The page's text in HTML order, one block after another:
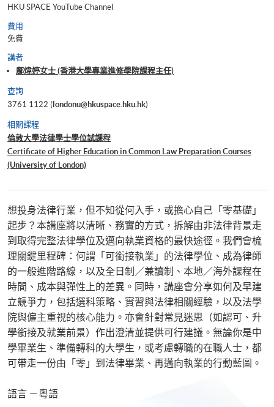
HKU SPACE YouTube Channel
費用
免費
講者
鄺煒婷女士 (香港大學專業進修學院課程主任)
查詢
3761 1122 (londonu@hkuspace.hku.hk)
相關課程
倫敦大學法律學士學位試課程
Certificate of Higher Education in Common Law Preparation Courses
(University of London)
of London)
想投身法律行業，但不知從何入手，或擔心自己「零基礎」
起步？本講座將以清晰、務實的方式，拆解由非法律背景走
到取得完整法律學位及邁向執業資格的最快途徑。我們會梳
理關鍵里程碑：何謂「可銜接執業」的法律學位、成為律師
的一般進階路線，以及全日制／兼讀制、本地／海外課程在
時間、成本與彈性上的差異。同時，講座會分享如何及早建
立競爭力，包括選科策略、實習與法律相關經驗，以及法學
院與僱主重視的核心能力。亦會針對常見迷思（如認可、升
學銜接及就業前景）作出澄清並提供可行建議。無論你是中
學畢業生、準備轉科的大學生，或考慮轉職的在職人士，都
可帶走一份由「零」到法律畢業、再邁向執業的行動藍圖。
語言 －粵語